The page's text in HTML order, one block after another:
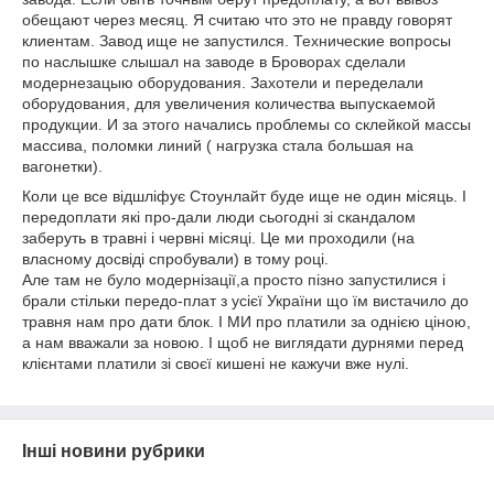
обещают через месяц. Я считаю что это не правду говорят
клиентам. Завод ище не запустился. Технические вопросы
по наслышке слышал на заводе в Броворах сделали
модернезацыю оборудования. Захотели и переделали
оборудования, для увеличения количества выпускаемой
продукции. И за этого начались проблемы со склейкой массы
массива, поломки линий ( нагрузка стала большая на
вагонетки).
Коли це все відшліфує Стоунлайт буде ище не один місяць. І
передоплати які про-дали люди сьогодні зі скандалом
заберуть в травні і червні місяці. Це ми проходили (на
власному досвіді спробували) в тому році.
Але там не було модернізації,а просто пізно запустилися і
брали стільки передо-плат з усієї України що їм вистачило до
травня нам про дати блок. І МИ про платили за однією ціною,
а нам вважали за новою. І щоб не виглядати дурнями перед
клієнтами платили зі своєї кишені не кажучи вже нулі.
Інші новини рубрики